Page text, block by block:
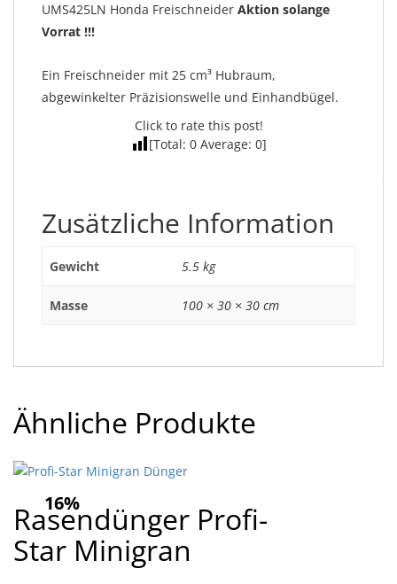
UMS425LN Honda Freischneider Aktion solange
Vorrat !!!
Ein Freischneider mit 25 cm³ Hubraum,
abgewinkelter Präzisionswelle und Einhandbügel.
Click to rate this post!
[Total: 0Average: 0]
Zusätzliche Information
Gewicht 5.5 kg
Masse 100 × 30 × 30 cm
Ähnliche Produkte
16%
Rasendünger Profi-
Star Minigran